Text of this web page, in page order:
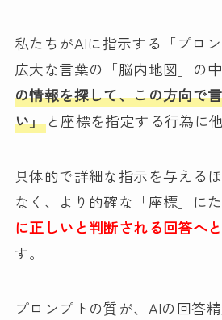
私たちがAIに指示する「プロ
広大な言葉の「脳内地図」の
の情報を探して、この方向で
い」と座標を指定する行為に
具体的で詳細な指示を与える
なく、より的確な「座標」にた
に正しいと判断される回答へ
す。
プロンプトの質が、AIの回答